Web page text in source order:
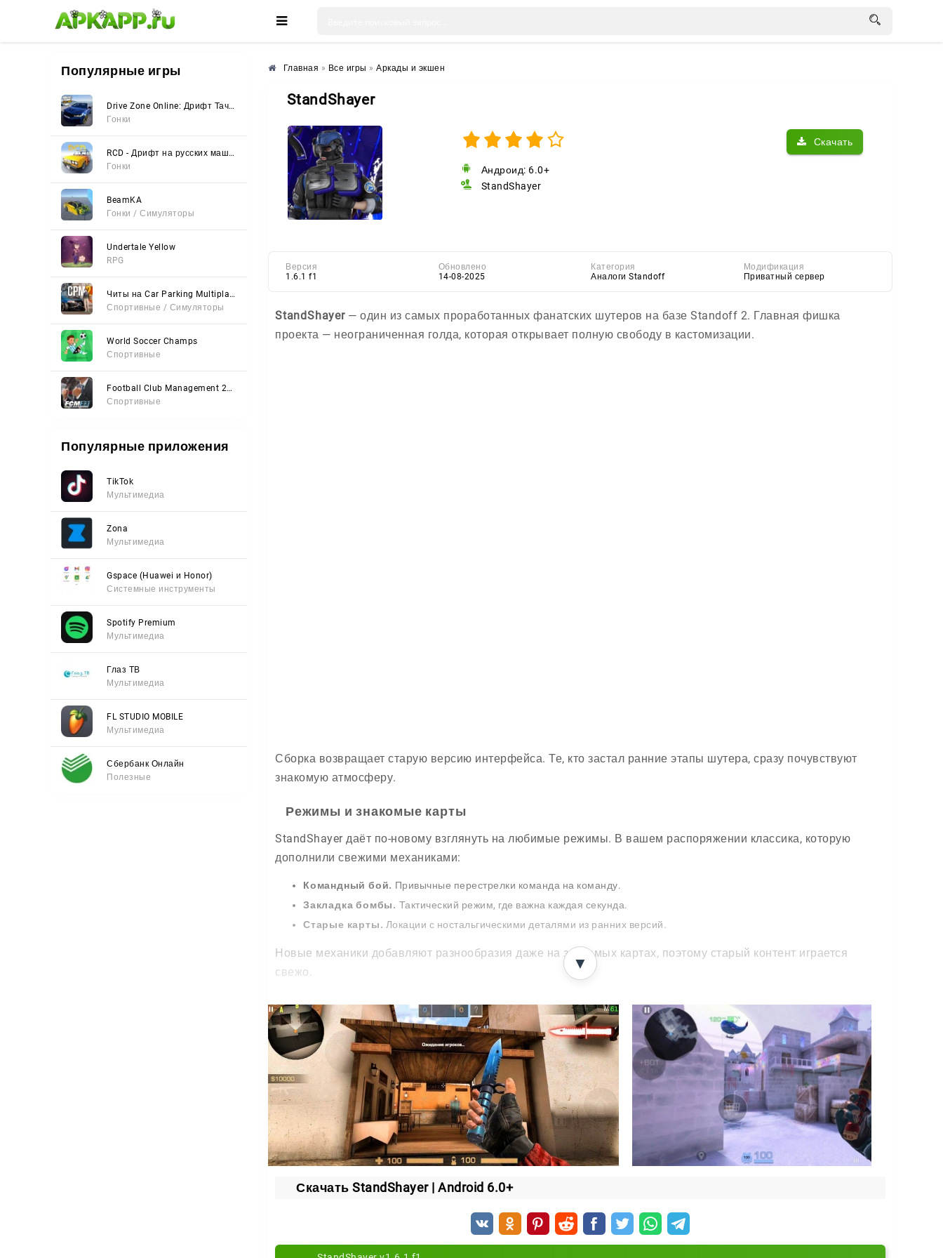
🌸 🌼 🌺
Популярные игры
Drive Zone Online: Дрифт Тачки
Гонки
RCD - Дрифт на русских машинах
Гонки
BeamKA
Гонки / Симуляторы
Undertale Yellow
RPG
Читы на Car Parking Multiplayer 2 (Все открыто, Мод-Меню)
Спортивные / Симуляторы
World Soccer Champs
Спортивные
Football Club Management 2023
Спортивные
Популярные приложения
TikTok
Мультимедиа
Zona
Мультимедиа
Gspace (Huawei и Honor)
Системные инструменты
Spotify Premium
Мультимедиа
Глаз ТВ
Мультимедиа
FL STUDIO MOBILE
Мультимедиа
Сбербанк Онлайн
Полезные
Главная » Все игры » Аркады и экшен
StandShayer
Скачать
Андроид: 6.0+
StandShayer
Версия
1.6.1 f1
Обновлено
14-08-2025
Категория
Аналоги Standoff
Модификация
Приватный сервер
StandShayer— один из самых проработанных фанатских шутеров на базе Standoff 2. Главная фишка
проекта — неограниченная голда, которая открывает полную свободу в кастомизации.
Сборка возвращает старую версию интерфейса. Те, кто застал ранние этапы шутера, сразу почувствуют
знакомую атмосферу.
Режимы и знакомые карты
StandShayer даёт по-новому взглянуть на любимые режимы. В вашем распоряжении классика, которую
дополнили свежими механиками:
Командный бой. Привычные перестрелки команда на команду.
Закладка бомбы. Тактический режим, где важна каждая секунда.
Старые карты. Локации с ностальгическими деталями из ранних версий.
Новые механики добавляют разнообразия даже на знакомых картах, поэтому старый контент играется
свежо.
Кейсы и кастомизация
Кейсы — отдельная причина вернуться в игру. Внутри прячется всё, чем можно украсить своё снаряжение:
Скины для оружия.
Наклейки.
Другие элементы кастомизации.
Все находки попадают в инвентарь. Там их можно рассмотреть или обменять через встроенный офлайн-
рынок.
Офлайн-рынок
для своего набора проще простого. А привычный интерфейс ранних версий делает навигацию ещё удобнее.
▼
Скачать StandShayer | Android 6.0+